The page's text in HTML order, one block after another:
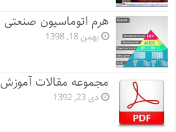
هرم اتوماسیون صنعتی
بهمن 18, 1398
مجموعه مقالات آموزش PLC
دی 23, 1392